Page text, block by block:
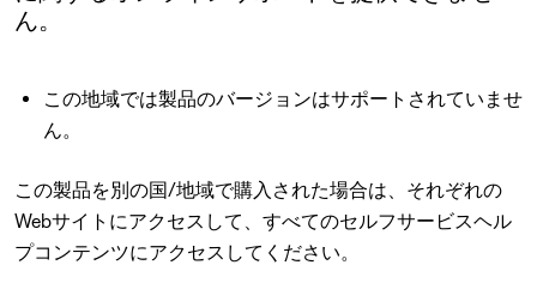
ん。
この地域では製品のバージョンはサポートされていませ
ん。
この製品を別の国/地域で購入された場合は、それぞれの
Webサイトにアクセスして、すべてのセルフサービスヘル
プコンテンツにアクセスしてください。